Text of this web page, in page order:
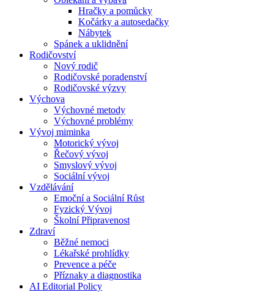
Hračky a pomůcky
Kočárky a autosedačky
Nábytek
Spánek a uklidnění
Rodičovství
Nový rodič
Rodičovské poradenství
Rodičovské výzvy
Výchova
Výchovné metody
Výchovné problémy
Vývoj miminka
Motorický vývoj
Řečový vývoj
Smyslový vývoj
Sociální vývoj
Vzdělávání
Emoční a Sociální Růst
Fyzický Vývoj
Školní Připravenost
Zdraví
Běžné nemoci
Lékařské prohlídky
Prevence a péče
Příznaky a diagnostika
AI Editorial Policy